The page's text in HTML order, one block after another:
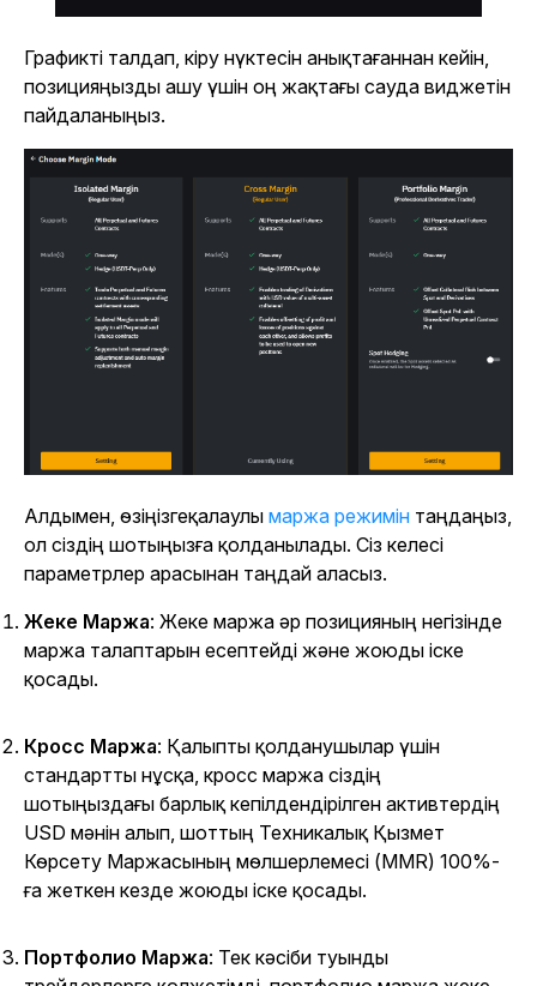
Графикті талдап, кіру нүктесін анықтағаннан кейін,
позицияңызды ашу үшін оң жақтағы сауда виджетін
пайдаланыңыз.
Алдымен, өзіңізгеқалаулы маржа режимін таңдаңыз,
ол сіздің шотыңызға қолданылады. Сіз келесі
параметрлер арасынан таңдай аласыз.
Жеке Маржа: Жеке маржа әр позицияның негізінде
маржа талаптарын есептейді және жоюды іске
қосады.
Кросс Маржа: Қалыпты қолданушылар үшін
стандартты нұсқа, кросс маржа сіздің
шотыңыздағы барлық кепілдендірілген активтердің
USD мәнін алып, шоттың Техникалық Қызмет
Көрсету Маржасының мөлшерлемесі (MMR) 100%-
ға жеткен кезде жоюды іске қосады.
Портфолио Маржа: Тек кәсіби туынды